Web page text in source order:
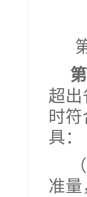
超出
时
具：
准